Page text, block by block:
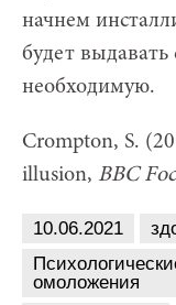
начнем
будет
необходимую.
Crompton, S.
illusion, BBC
10.06.2021
омоложения